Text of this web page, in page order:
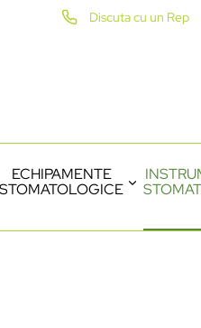
Discuta cu un Rep
ECHIPAMENTE
STOMATOLOGICE